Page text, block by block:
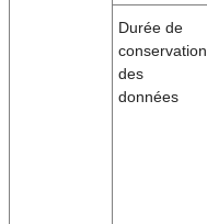
Durée de
conservation
des
données